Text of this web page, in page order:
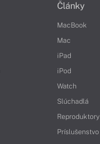
Články
MacBook
Mac
iPad
iPod
Watch
Slúchadlá
Reproduktory
Príslušenstvo